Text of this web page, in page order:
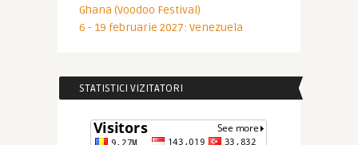
Ghana (Voodoo Festival)
6 - 19 februarie 2027: Venezuela
STATISTICI VIZITATORI